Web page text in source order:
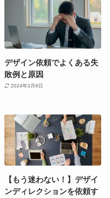
デザイン依頼でよくある失
敗例と原因
2024年3月9日
【もう迷わない！】デザイ
ンディレクションを依頼す